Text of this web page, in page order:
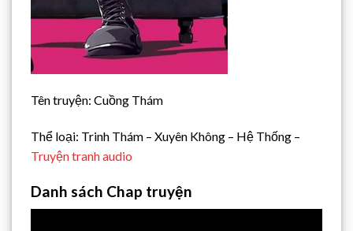
Tên truyện: Cuồng Thám
Thể loại: Trinh Thám – Xuyên Không – Hệ Thống –
Truyện tranh audio
Danh sách Chap truyện